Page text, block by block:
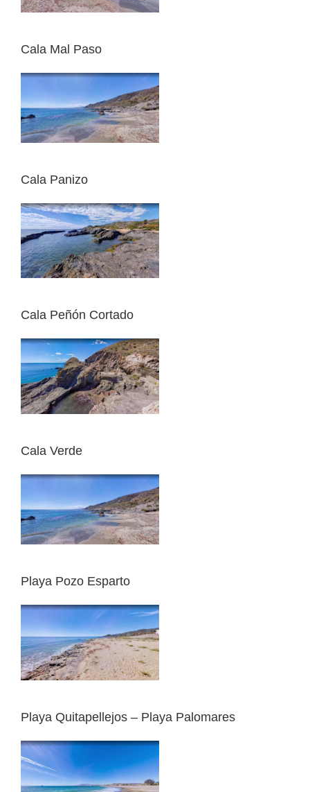
Cala Mal Paso
Cala Panizo
Cala Peñón Cortado
Cala Verde
Playa Pozo Esparto
Playa Quitapellejos – Playa Palomares